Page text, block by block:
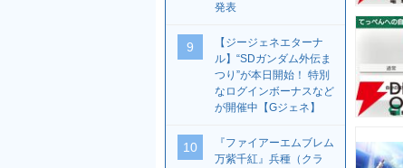
発表
9
【ジージェネエターナ
ル】“SDガンダム外伝ま
つり”が本日開始！ 特別
なログインボーナスなど
が開催中【Gジェネ】
10
『ファイアーエムブレム
万紫千紅』兵種（クラ